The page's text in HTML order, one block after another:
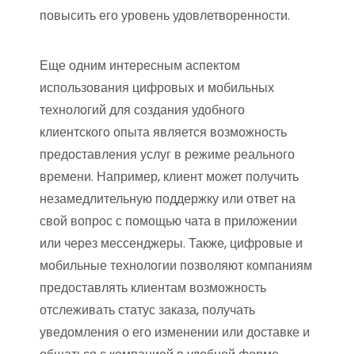
повысить его уровень удовлетворенности.
Еще одним интересным аспектом
использования цифровых и мобильных
технологий для создания удобного
клиентского опыта является возможность
предоставления услуг в режиме реального
времени. Например, клиент может получить
незамедлительную поддержку или ответ на
свой вопрос с помощью чата в приложении
или через мессенджеры. Также, цифровые и
мобильные технологии позволяют компаниям
предоставлять клиентам возможность
отслеживать статус заказа, получать
уведомления о его изменении или доставке и